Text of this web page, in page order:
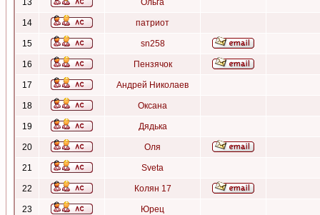
13 Ольга
14 патриот
15 sn258
16 Пензячок
17 Андрей Николаев
18 Оксана
19 Дядька
20 Оля
21 Sveta
22 Колян 17
23 Юрец